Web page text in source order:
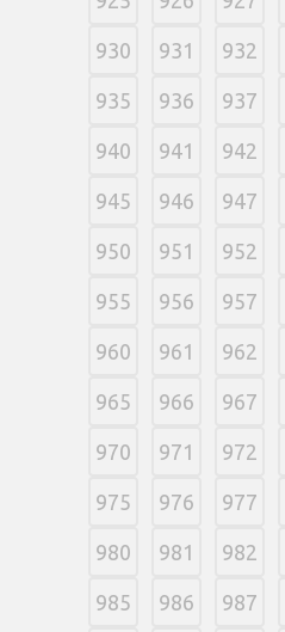
930 931 932
935 936 937
940 941 942
945 946 947
950 951 952
955 956 957
960 961 962
965 966 967
970 971 972
975 976 977
980 981 982
985 986 987